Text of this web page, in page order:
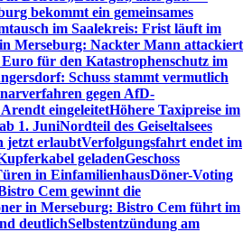
bekommt ein gemeinsames
im Saalekreis: Frist läuft im
Merseburg: Nackter Mann attackiert
für den Katastrophenschutz im
Schuss stammt vermutlich
gegen AfD-
eingeleitetHöhere Taxipreise im
1. JuniNordteil des Geiseltalsees
jetzt erlaubtVerfolgungsfahrt endet im
geladenGeschoss
in EinfamilienhausDöner-Voting
Cem gewinnt die
in Merseburg: Bistro Cem führt im
deutlichSelbstentzündung am